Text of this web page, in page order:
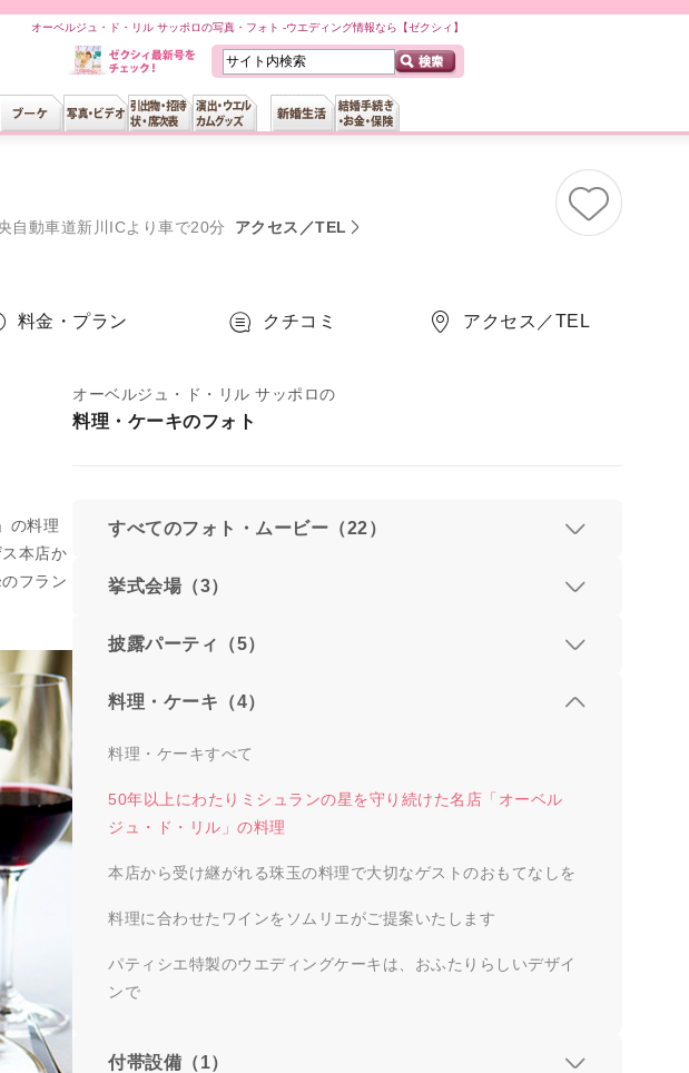
オーベルジュ・ド・リル サッポロの写真・フォト -ウエディング情報なら【ゼクシィ】
自動車道新川ICより車で20分 アクセス／TEL
料金・プラン クチコミ アクセス／TEL
の料理
本店か
フラン
オーベルジュ・ド・リル サッポロの
料理・ケーキのフォト
すべてのフォト・ムービー（22）
挙式会場（3）
披露パーティ（5）
料理・ケーキ（4）
料理・ケーキすべて
50年以上にわたりミシュランの星を守り続けた名店「オーベル
ジュ・ド・リル」の料理
本店から受け継がれる珠玉の料理で大切なゲストのおもてなしを
料理に合わせたワインをソムリエがご提案いたします
パティシエ特製のウエディングケーキは、おふたりらしいデザイ
ンで
付帯設備（1）